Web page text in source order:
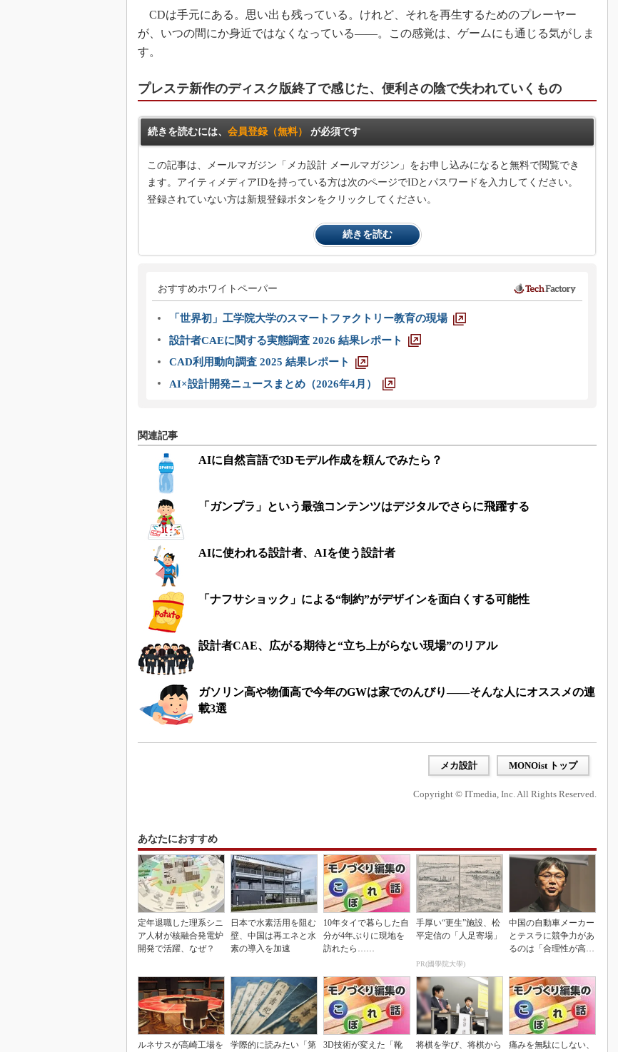
CDは手元にある。思い出も残っている。けれど、それを再生するためのプレーヤー
が、いつの間にか身近ではなくなっている――。この感覚は、ゲームにも通じる気がしま
す。
プレステ新作のディスク版終了で感じた、便利さの陰で失われていくもの
続きを読むには、 会員登録（無料） が必須です
この記事は、メールマガジン「メカ設計 メールマガジン」をお申し込みになると無料で閲覧でき
ます。アイティメディアIDを持っている方は次のページでIDとパスワードを入力してください。
登録されていない方は新規登録ボタンをクリックしてください。
続きを読む
おすすめホワイトペーパー
「世界初」工学院大学のスマートファクトリー教育の現場
設計者CAEに関する実態調査 2026 結果レポート
CAD利用動向調査 2025 結果レポート
AI×設計開発ニュースまとめ（2026年4月）
関連記事
AIに自然言語で3Dモデル作成を頼んでみたら？
「ガンプラ」という最強コンテンツはデジタルでさらに飛躍する
AIに使われる設計者、AIを使う設計者
「ナフサショック」による“制約”がデザインを面白くする可能性
設計者CAE、広がる期待と“立ち上がらない現場”のリアル
ガソリン高や物価高で今年のGWは家でのんびり――そんな人にオススメの連
載3選
メカ設計 MONOist トップ
Copyright © ITmedia, Inc. All Rights Reserved.
あなたにおすすめ
定年退職した理系シニ
ア人材が核融合発電炉
開発で活躍、なぜ？
日本で水素活用を阻む
壁、中国は再エネと水
素の導入を加速
10年タイで暮らした自
分が4年ぶりに現地を
訪れたら……
手厚い“更生”施設、松
平定信の「人足寄場」
PR(國學院大學)
中国の自動車メーカー
とテスラに競争力があ
るのは「合理性が高
ルネサスが高崎工場を
学際的に読みたい「第
3D技術が変えた「靴
将棋を学び、将棋から
痛みを無駄にしない、